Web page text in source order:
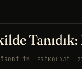
Tanıdık:
PSIKOLOJI